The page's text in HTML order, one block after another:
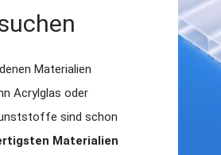
Materialien
Acrylglas oder
sind schon
Materialien